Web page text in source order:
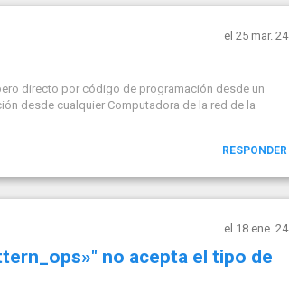
el 25 mar. 24
directo por código de programación desde un
desde cualquier Computadora de la red de la
RESPONDER
el 18 ene. 24
no acepta el tipo de